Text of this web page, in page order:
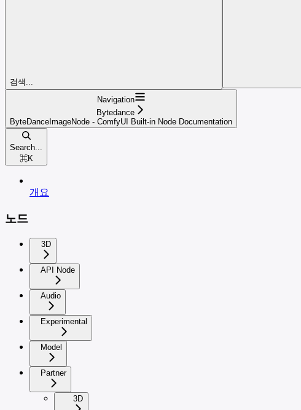
검색...
Navigation
Bytedance
ByteDanceImageNode - ComfyUI Built-in Node Documentation
Search...
⌘K
개요
노드
3D
API Node
Audio
Experimental
Model
Partner
3D